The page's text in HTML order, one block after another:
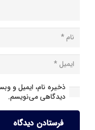
ذخیره نام، ایمیل و
دیدگاهی می‌نویسم.
فرستادن دیدگاه